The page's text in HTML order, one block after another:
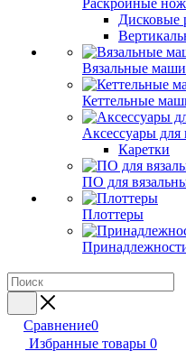
Раскройные
Дисковые
Вязальные
Кеттельные
Аксессуары для
Каретки
ПО для
Плоттеры
Сравнение0
Избранные товары 0